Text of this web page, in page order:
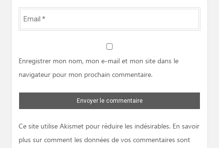
Email
*
Enregistrer mon nom, mon e-mail et mon site dans le
navigateur pour mon prochain commentaire.
Ce site utilise Akismet pour réduire les indésirables. En savoir
plus sur comment les données de vos commentaires sont